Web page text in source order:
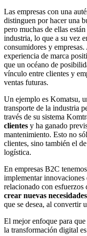
Las empresas con una
distinguen por hacer una
pero muchas de ellas
industria, lo que a su vez
consumidores y
experiencia de marca
que un océano de
vínculo entre clientes y
ventas futuras.
Un ejemplo es Komatsu,
transporte de la industria
través de su sistema
clientes y ha ganado
mantenimiento. Esto no
clientes, sino también el
logística.
En empresas B2C
implementar
relacionado con esfuerzos
crear nuevas
que se desea, al convertir
El mejor enfoque para
la transformación digital